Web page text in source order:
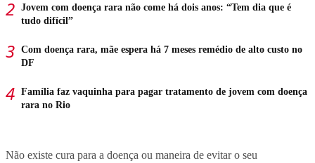
Jovem com doença rara não come há dois anos: “Tem dia que é
tudo difícil”
Com doença rara, mãe espera há 7 meses remédio de alto custo no
DF
Família faz vaquinha para pagar tratamento de jovem com doença
rara no Rio
Não existe cura para a doença ou maneira de evitar o seu